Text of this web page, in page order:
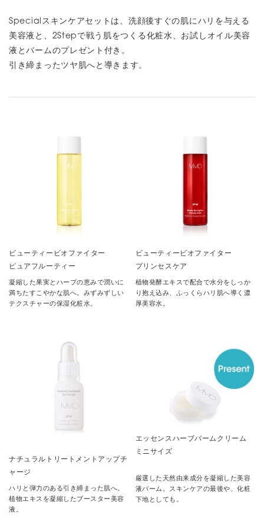
Specialスキンケアセットは、洗顔後すぐの肌にハリを与える
美容液と、2Stepで戦う肌をつくる化粧水、お試しオイル美容
液とバームのプレゼント付き。
引き締まったツヤ肌へと導きます。
ビューティービオファイター
ピュアフルーティー
凝縮した果実とハーブの恵みで潤いに
満ちたすこやかな肌へ。みずみずしい
テクスチャーの保湿化粧水。
ビューティービオファイター
プリンセスケア
植物発酵エキスで配合で水分をしっか
り抱え込み、ふっくらハリ肌へ導く濃
厚美容水。
ナチュラルトリートメントアップチ
ャージ
ハリと弾力のある引き締まった肌へ。
植物エキスを凝縮したブースター美容
液。
エッセンスハーブバームクリーム
ミニサイズ
厳選した天然由来成分を凝縮した美容
液バーム。スキンケアの最後や、化粧
下地としても。